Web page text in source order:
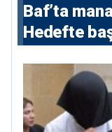
Baf’ta
Hedefte